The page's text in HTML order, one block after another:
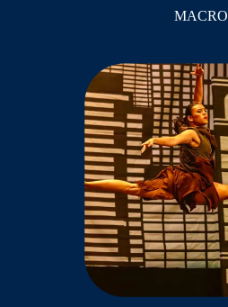
MACRO